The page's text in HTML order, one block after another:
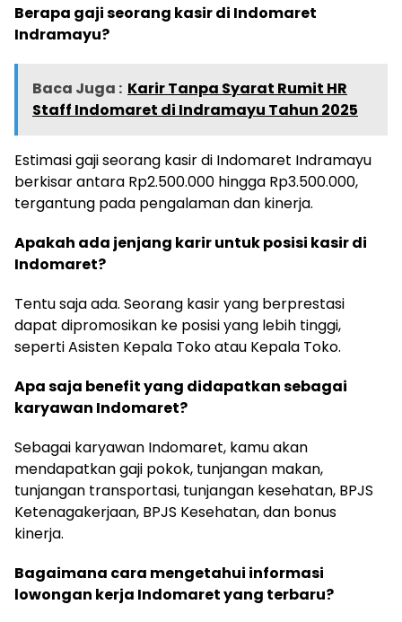
Berapa gaji seorang kasir di Indomaret
Indramayu?
Baca Juga : Karir Tanpa Syarat Rumit HR
Staff Indomaret di Indramayu Tahun 2025
Estimasi gaji seorang kasir di Indomaret Indramayu
berkisar antara Rp2.500.000 hingga Rp3.500.000,
tergantung pada pengalaman dan kinerja.
Apakah ada jenjang karir untuk posisi kasir di
Indomaret?
Tentu saja ada. Seorang kasir yang berprestasi
dapat dipromosikan ke posisi yang lebih tinggi,
seperti Asisten Kepala Toko atau Kepala Toko.
Apa saja benefit yang didapatkan sebagai
karyawan Indomaret?
Sebagai karyawan Indomaret, kamu akan
mendapatkan gaji pokok, tunjangan makan,
tunjangan transportasi, tunjangan kesehatan, BPJS
Ketenagakerjaan, BPJS Kesehatan, dan bonus
kinerja.
Bagaimana cara mengetahui informasi
lowongan kerja Indomaret yang terbaru?